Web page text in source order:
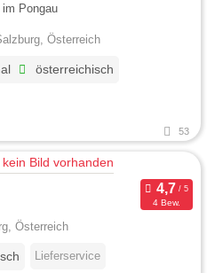
Pongau
Österreich
österreichisch
53
4 Bew.
Österreich
Lieferservice